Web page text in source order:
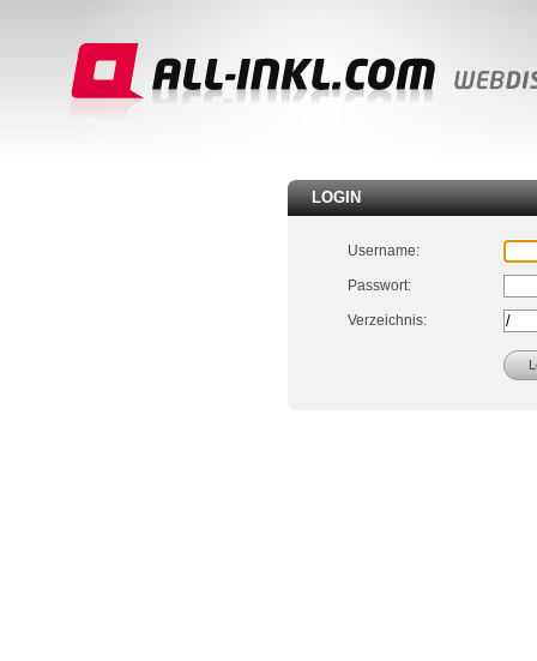
LOGIN
Username:
Passwort:
Verzeichnis: